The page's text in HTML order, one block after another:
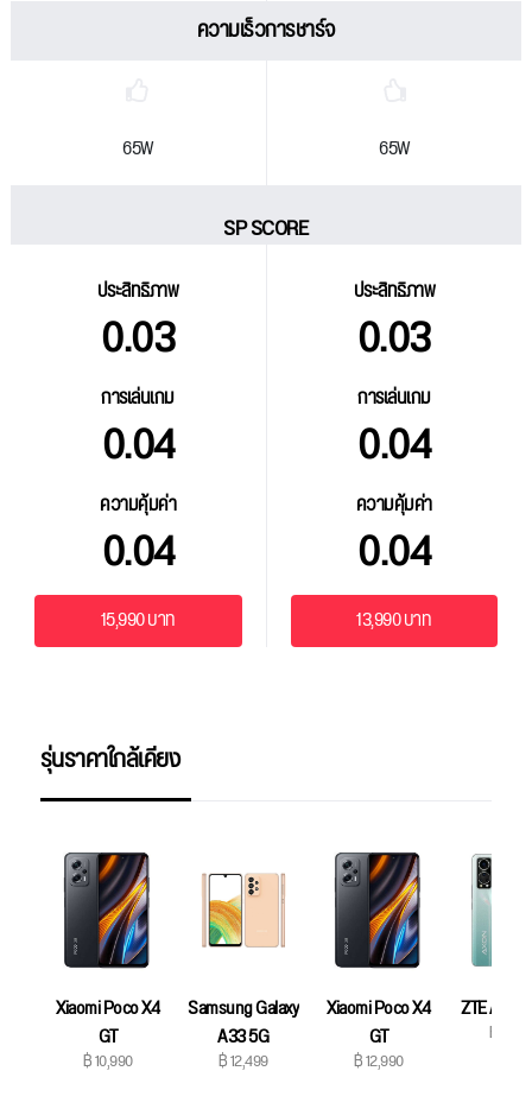
ความเร็วการชาร์จ
65W 65W
SP SCORE
ประสิทธิภาพ
0.03
การเล่นเกม
0.04
ความคุ้มค่า
0.04
ประสิทธิภาพ
0.03
การเล่นเกม
0.04
ความคุ้มค่า
0.04
15,990 บาท 13,990 บาท
รุ่นราคาใกล้เคียง
Xiaomi Poco X4
GT
฿ 10,990
Samsung Galaxy
A33 5G
฿ 12,499
Xiaomi Poco X4
GT
฿ 12,990
ZTE Axon
฿